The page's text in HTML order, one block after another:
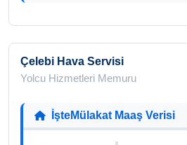
Çelebi Hava Servisi
Yolcu Hizmetleri Memuru
İşteMülakat Maaş Verisi